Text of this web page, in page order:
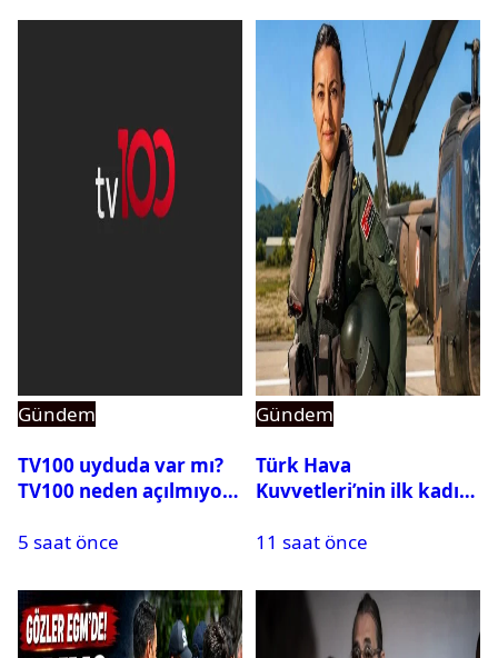
Gündem
TV100 uyduda var mı?
TV100 neden açılmıyor?
5 saat önce
Gündem
Türk Hava
Kuvvetleri’nin ilk kadın
Karapınar hakkında
ortaya çıktı
11 saat önce